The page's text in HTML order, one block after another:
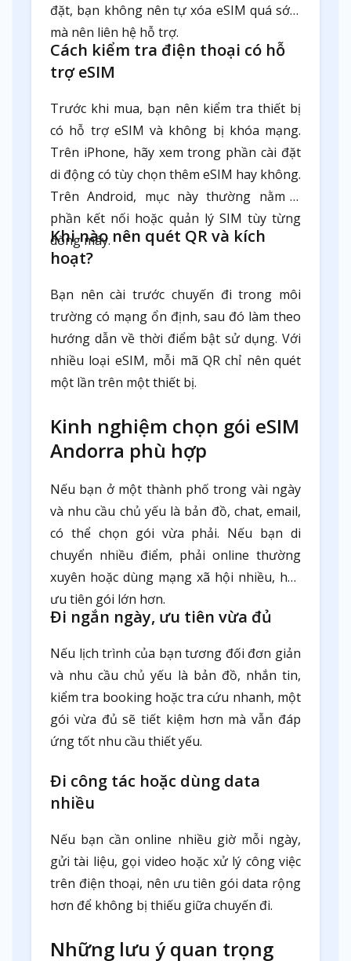
đặt, bạn không nên tự xóa eSIM quá sớm
mà nên liên hệ hỗ trợ.
Cách kiểm tra điện thoại có hỗ
trợ eSIM
Trước khi mua, bạn nên kiểm tra thiết bị
có hỗ trợ eSIM và không bị khóa mạng.
Trên iPhone, hãy xem trong phần cài đặt
di động có tùy chọn thêm eSIM hay không.
Trên Android, mục này thường nằm ở
phần kết nối hoặc quản lý SIM tùy từng
dòng máy.
Khi nào nên quét QR và kích
hoạt?
Bạn nên cài trước chuyến đi trong môi
trường có mạng ổn định, sau đó làm theo
hướng dẫn về thời điểm bật sử dụng. Với
nhiều loại eSIM, mỗi mã QR chỉ nên quét
một lần trên một thiết bị.
Kinh nghiệm chọn gói eSIM
Andorra phù hợp
Nếu bạn ở một thành phố trong vài ngày
và nhu cầu chủ yếu là bản đồ, chat, email,
có thể chọn gói vừa phải. Nếu bạn di
chuyển nhiều điểm, phải online thường
xuyên hoặc dùng mạng xã hội nhiều, hãy
ưu tiên gói lớn hơn.
Đi ngắn ngày, ưu tiên vừa đủ
Nếu lịch trình của bạn tương đối đơn giản
và nhu cầu chủ yếu là bản đồ, nhắn tin,
kiểm tra booking hoặc tra cứu nhanh, một
gói vừa đủ sẽ tiết kiệm hơn mà vẫn đáp
ứng tốt nhu cầu thiết yếu.
Đi công tác hoặc dùng data
nhiều
Nếu bạn cần online nhiều giờ mỗi ngày,
gửi tài liệu, gọi video hoặc xử lý công việc
trên điện thoại, nên ưu tiên gói data rộng
hơn để không bị thiếu giữa chuyến đi.
Những lưu ý quan trọng